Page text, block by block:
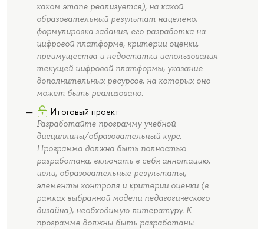
каком этапе реализуется), на какой
образовательный результат нацелено,
формулировка задания, его разработка на
цифровой платформе, критерии оценки,
преимущества и недостатки использования
текущей цифровой платформы, указание
дополнительных ресурсов, на которых оно
может быть реализовано.
Итоговый проект
Разработайте программу учебной
дисциплины/образовательный курс.
Программа должна быть полностью
разработана, включать в себя аннотацию,
цели, образовательные результаты,
элементы контроля и критерии оценки (в
рамках выбранной модели педагогического
дизайна), необходимую литературу. К
программе должны быть разработаны